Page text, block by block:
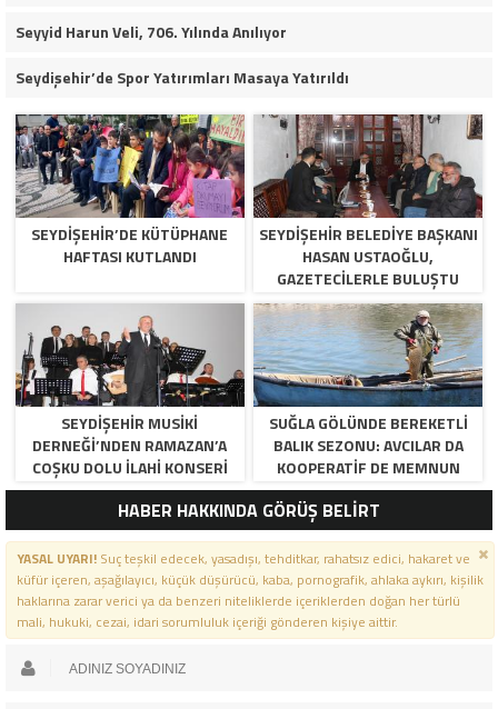
Seyyid Harun Veli, 706. Yılında Anılıyor
Seydişehir’de Spor Yatırımları Masaya Yatırıldı
SEYDIŞEHIR’DE KÜTÜPHANE
HAFTASI KUTLANDI
SEYDIŞEHIR BELEDIYE BAŞKANI
HASAN USTAOĞLU,
GAZETECILERLE BULUŞTU
SEYDIŞEHIR MUSIKI
DERNEĞI’NDEN RAMAZAN’A
COŞKU DOLU İLAHI KONSERI
SUĞLA GÖLÜNDE BEREKETLI
BALIK SEZONU: AVCILAR DA
KOOPERATIF DE MEMNUN
HABER HAKKINDA GÖRÜŞ BELİRT
YASAL UYARI!Suç teşkil edecek, yasadışı, tehditkar, rahatsız edici, hakaret ve
küfür içeren, aşağılayıcı, küçük düşürücü, kaba, pornografik, ahlaka aykırı, kişilik
haklarına zarar verici ya da benzeri niteliklerde içeriklerden doğan her türlü
mali, hukuki, cezai, idari sorumluluk içeriği gönderen kişiye aittir.